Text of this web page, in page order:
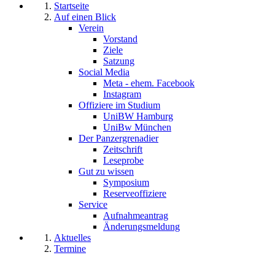
Startseite
Auf einen Blick
Verein
Vorstand
Ziele
Satzung
Social Media
Meta - ehem. Facebook
Instagram
Offiziere im Studium
UniBW Hamburg
UniBw München
Der Panzergrenadier
Zeitschrift
Leseprobe
Gut zu wissen
Symposium
Reserveoffiziere
Service
Aufnahmeantrag
Änderungsmeldung
Aktuelles
Termine